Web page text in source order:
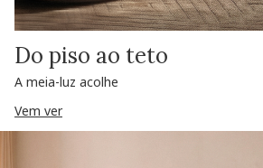
Do piso ao teto
A meia-luz acolhe
Vem ver